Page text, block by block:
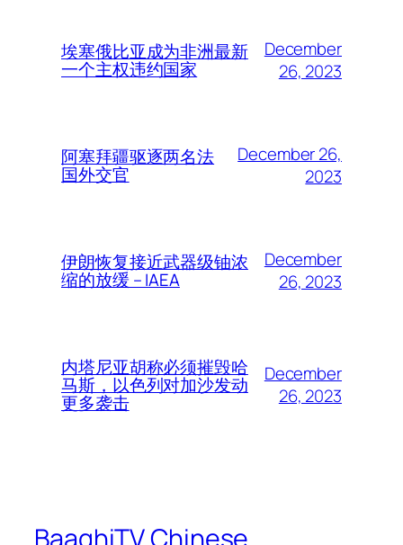
埃塞俄比亚成为非洲最新
一个主权违约国家
December
26, 2023
阿塞拜疆驱逐两名法
国外交官
December 26,
2023
伊朗恢复接近武器级铀浓
缩的放缓 – IAEA
December
26, 2023
内塔尼亚胡称必须摧毁哈
马斯，以色列对加沙发动
更多袭击
December
26, 2023
BaaghiTV Chinese